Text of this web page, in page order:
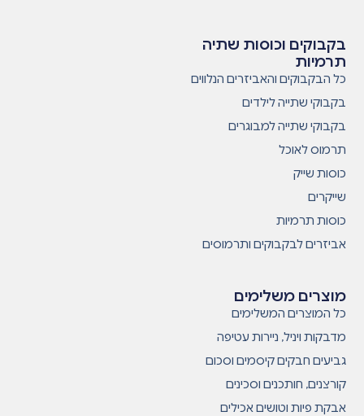
מוצרים משלימים
כל המוצרים המשלימים
מדבקות ויניל, ניירות עטיפה
גביעים חבקים קיסמים וסכום
קורצנים, חותכנים וסכינים
אבקת פיות וטושים אכילים
בקבוקים וכוסות שתיה
תרמיות
כל הבקבוקים והאביזרים הנלווים
בקבוקי שתייה לילדים
בקבוקי שתייה למבוגרים
תרמוס לאוכל
כוסות שייק
שייקרים
כוסות תרמיות
אביזרים לבקבוקים ותרמוסים